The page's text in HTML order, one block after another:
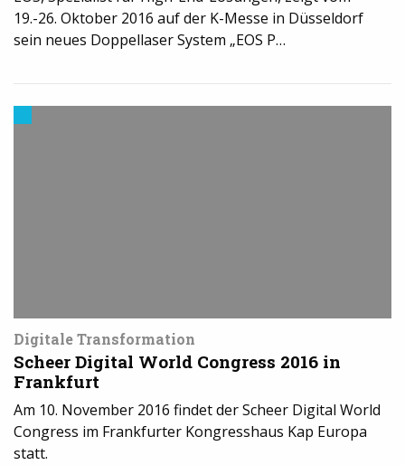
19.-26. Oktober 2016 auf der K-Messe in Düsseldorf
sein neues Doppellaser System „EOS P…
Digitale Transformation
Scheer Digital World Congress 2016 in
Frankfurt
Am 10. November 2016 findet der Scheer Digital World
Congress im Frankfurter Kongresshaus Kap Europa
statt.